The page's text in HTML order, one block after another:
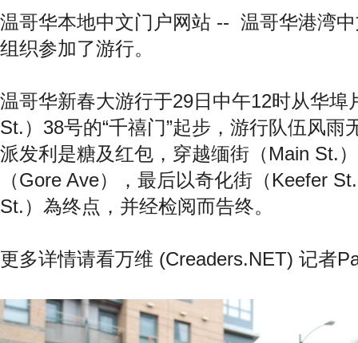
温哥华本地中文门户网站 -- 温哥华港湾
组织参加了游行。
温哥华新春大游行于29日中午12时从华埠
St.）38号的“千禧门”起步，游行队伍风雨
派发利是糖及红包，穿越缅街（Main St.
（Gore Ave），最后以奇化街（Keefer
St.）為终点，并经检阅而告终。
更多详情请看万维 (Creaders.NET) 记者